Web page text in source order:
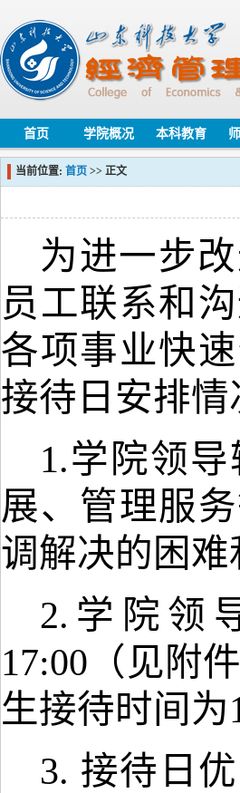
首页 学院概况 本科教育
当前位置: 首页 >> 正文
为进一步
员工联系和
各项事业快
接待日安排
1.学院领
展、管理服
调解决的困
2.学院领
17:00（见附
生接待时间为
3. 接待日